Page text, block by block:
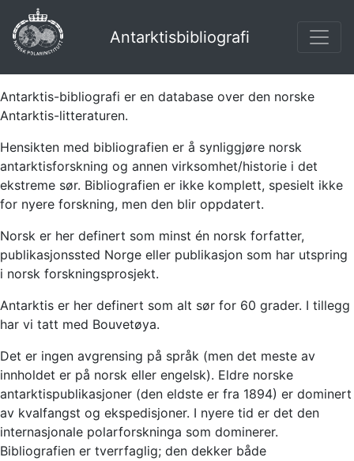
Antarktisbibliografi
Antarktis-bibliografi er en database over den norske
Antarktis-litteraturen.
Hensikten med bibliografien er å synliggjøre norsk
antarktisforskning og annen virksomhet/historie i det
ekstreme sør. Bibliografien er ikke komplett, spesielt ikke
for nyere forskning, men den blir oppdatert.
Norsk er her definert som minst én norsk forfatter,
publikasjonssted Norge eller publikasjon som har utspring
i norsk forskningsprosjekt.
Antarktis er her definert som alt sør for 60 grader. I tillegg
har vi tatt med Bouvetøya.
Det er ingen avgrensing på språk (men det meste av
innholdet er på norsk eller engelsk). Eldre norske
antarktispublikasjoner (den eldste er fra 1894) er dominert
av kvalfangst og ekspedisjoner. I nyere tid er det den
internasjonale polarforskninga som dominerer.
Bibliografien er tverrfaglig; den dekker både